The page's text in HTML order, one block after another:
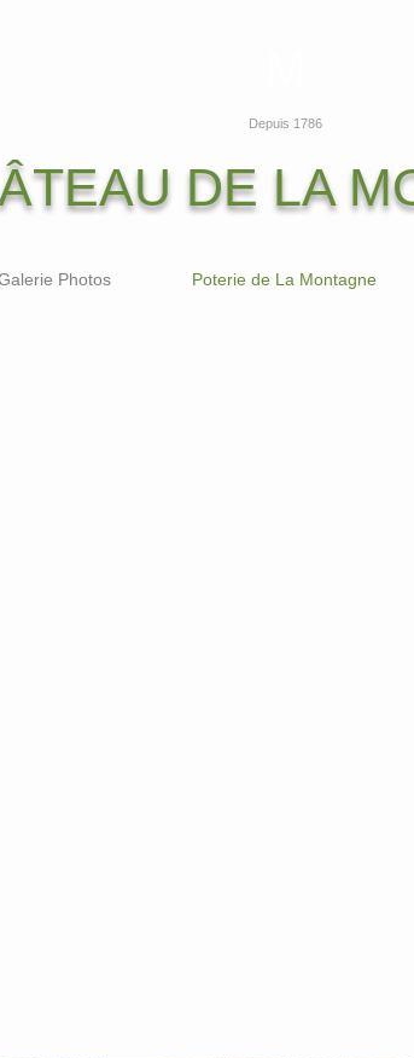
Depuis 1786
DE LA
Photos Poterie de La Montagne